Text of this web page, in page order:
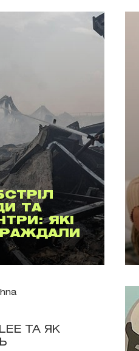
ТА
ЯКІ
ТА ЯК